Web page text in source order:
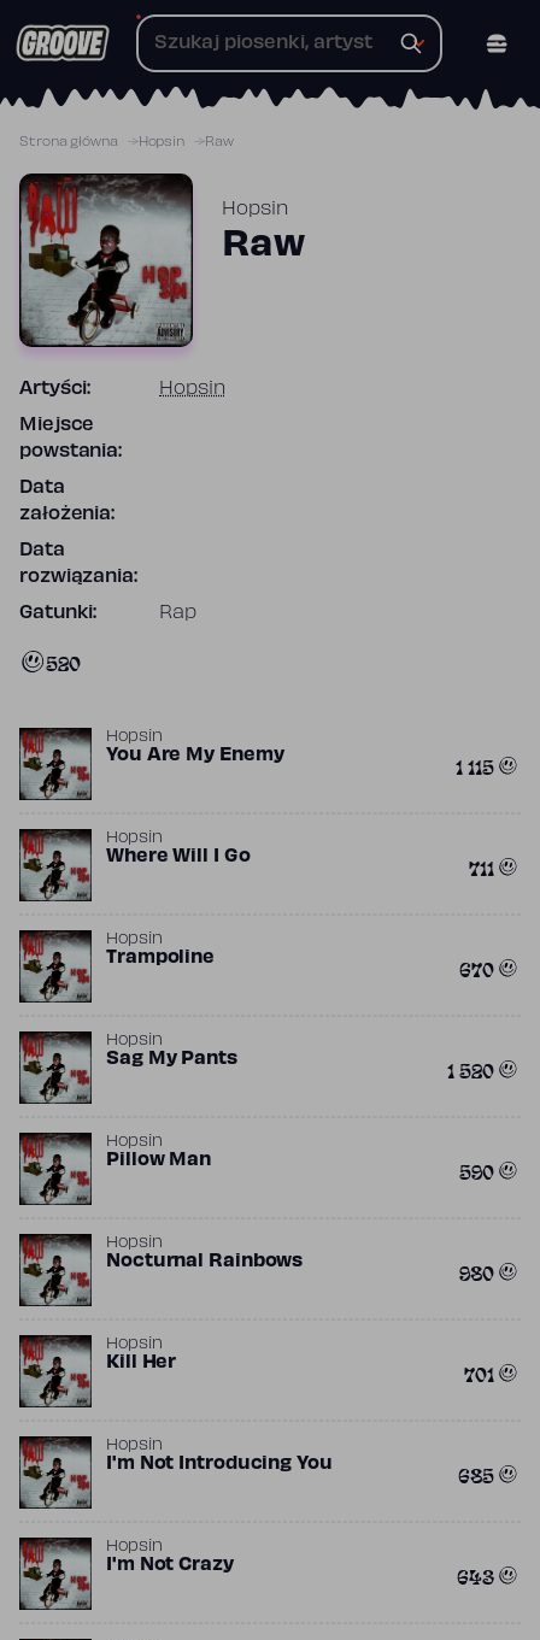
do
Strona główna Hopsin Raw
Hopsin
Raw
Artyści: Hopsin
Miejsce
powstania:
Data
założenia:
Data
rozwiązania:
Gatunki: Rap
520
Hopsin
You Are My Enemy 1 115
Hopsin
Where Will I Go 711
Hopsin
Trampoline 670
Hopsin
Sag My Pants 1 520
Hopsin
Pillow Man 590
Hopsin
Nocturnal Rainbows 980
Hopsin
Kill Her 701
Hopsin
I'm Not Introducing You 685
Hopsin
I'm Not Crazy 643